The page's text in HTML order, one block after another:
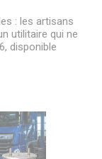
: les artisans
utilitaire qui ne
disponible